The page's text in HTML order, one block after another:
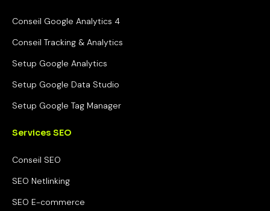
Conseil Google Analytics 4
Conseil Tracking & Analytics
Setup Google Analytics
Setup Google Data Studio
Setup Google Tag Manager
Services SEO
Conseil SEO
SEO Netlinking
SEO E-commerce